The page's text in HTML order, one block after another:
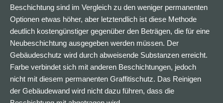
Beschichtung sind im Vergleich zu den weniger permanenten
Optionen etwas höher, aber letztendlich ist diese Methode
deutlich kostengünstiger gegenüber den Beträgen, die für eine
Neubeschichtung ausgegeben werden müssen. Der
Gebäudeschutz wird durch abweisende Substanzen erreicht.
Farbe verbindet sich mit anderen Beschichtungen, jedoch
nicht mit diesem permanenten Graffitischutz. Das Reinigen
der Gebäudewand wird nicht dazu führen, dass die